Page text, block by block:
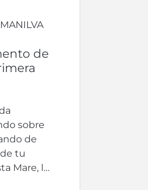
de
sobre
de
tu
Mare, la